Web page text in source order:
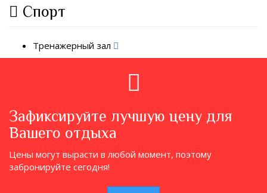
Спорт
Тренажерный зал
Зафиксируйте лучшую цену для
Вашего отдыха
Цены могут вырасти в любой момент, поэтому
забронируйте сегодня!